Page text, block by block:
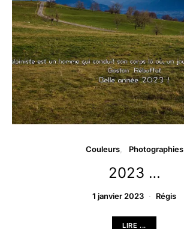
Couleurs Photographies
2023 …
1 janvier 2023 Régis
LIRE ...